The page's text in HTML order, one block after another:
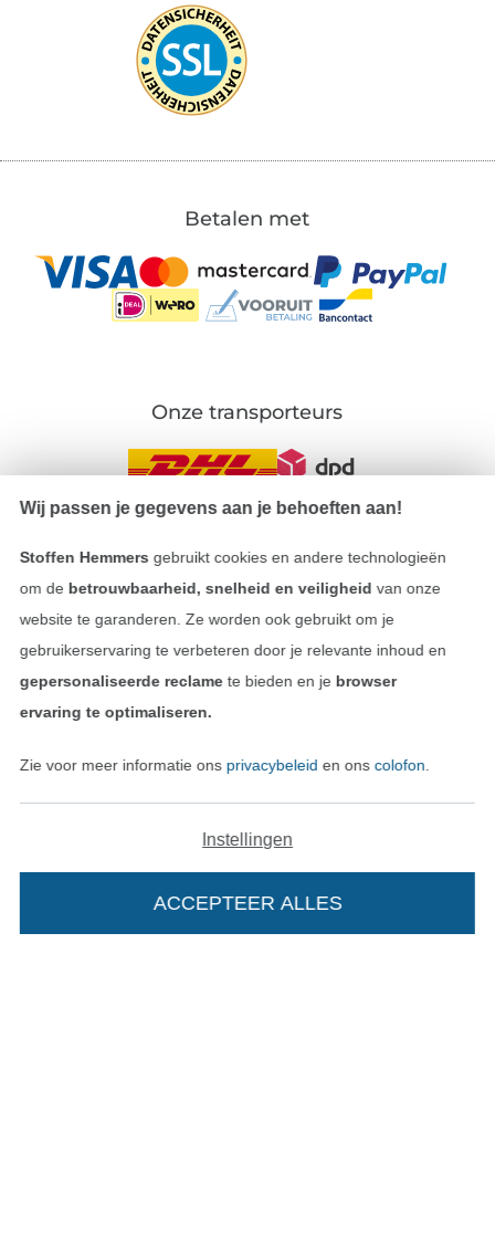
Betalen met
Onze transporteurs
Colofon
Algemene voorwaarden
Recht op retournering
Wissel naar de Duitse shop
Wij passen je gegevens aan je behoeften aan!
Stoffen Hemmers gebruikt cookies en andere technologieën
om de betrouwbaarheid, snelheid en veiligheid van onze
website te garanderen. Ze worden ook gebruikt om je
gebruikerservaring te verbeteren door je relevante inhoud en
gepersonaliseerde reclamete bieden en je browser
ervaring te optimaliseren.
Zie voor meer informatie ons privacybeleid en ons colofon
Instellingen
ACCEPTEER ALLES